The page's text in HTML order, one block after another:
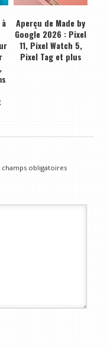
Aperçu de Made by
Google 2026 : Pixel
11, Pixel Watch 5,
Pixel Tag et plus
champs obligatoires